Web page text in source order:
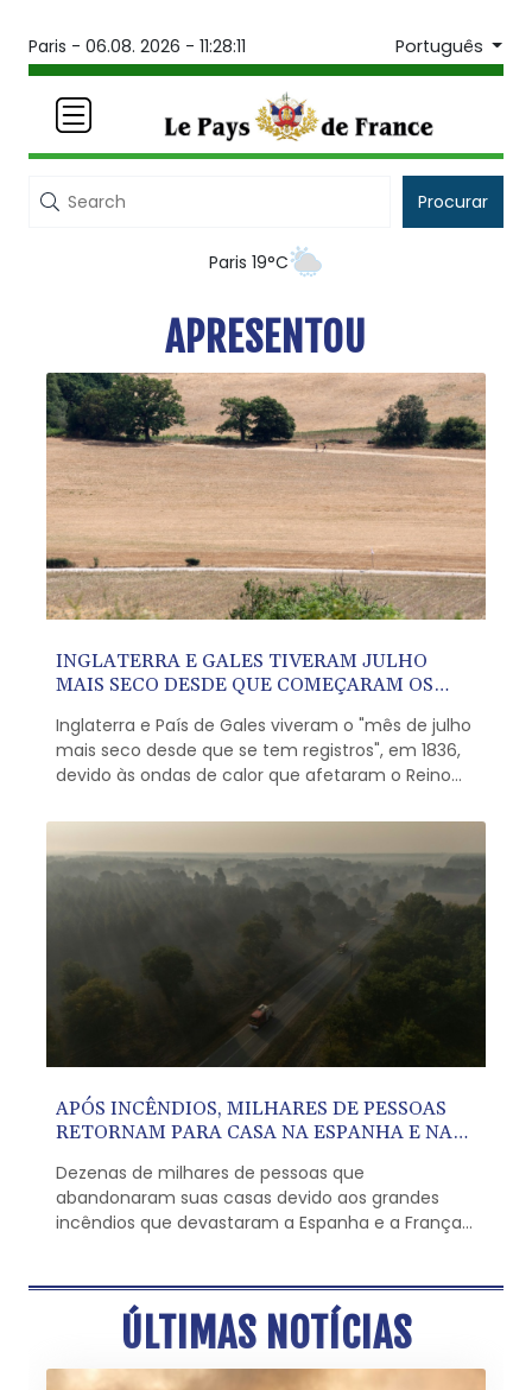
Paris - 06.08. 2026 - 11:28:13 Português
Procurar
Paris 19°C
APRESENTOU
INGLATERRA E GALES TIVERAM JULHO
MAIS SECO DESDE QUE COMEÇARAM OS
Inglaterra e País de Gales viveram o "mês de julho
mais seco desde que se tem registros", em 1836,
devido às ondas de calor que afetaram o Reino
segunda-feira (3), a agência meteorológica
britânica, Met Office.
APÓS INCÊNDIOS, MILHARES DE PESSOAS
RETORNAM PARA CASA NA ESPANHA E NA
Dezenas de milhares de pessoas que
abandonaram suas casas devido aos grandes
incêndios que devastaram a Espanha e a França
otimismo em meio à chegada de uma nova onda
ÚLTIMAS NOTÍCIAS